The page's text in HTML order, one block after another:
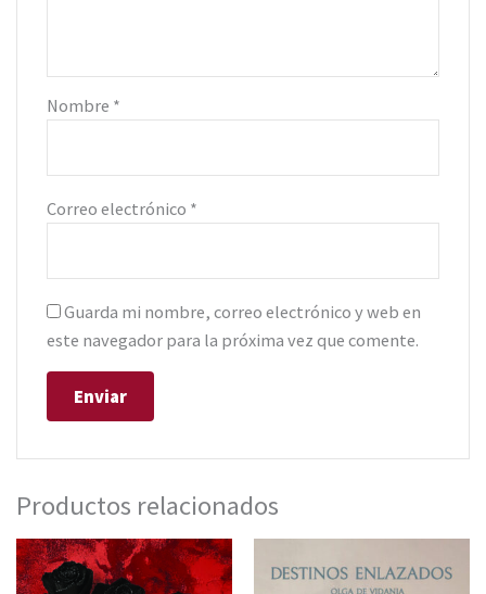
Nombre *
Correo electrónico *
Guarda mi nombre, correo electrónico y web en
este navegador para la próxima vez que comente.
Productos relacionados